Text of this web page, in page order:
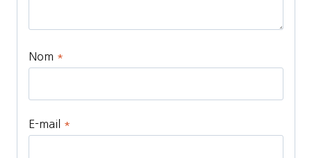
Nom *
E-mail *